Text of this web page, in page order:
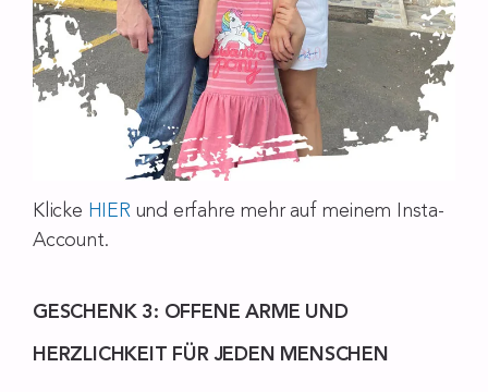
Klicke HIERund erfahre mehr auf meinem Insta-
Account.
GESCHENK 3: OFFENE ARME UND
HERZLICHKEIT FÜR JEDEN MENSCHEN